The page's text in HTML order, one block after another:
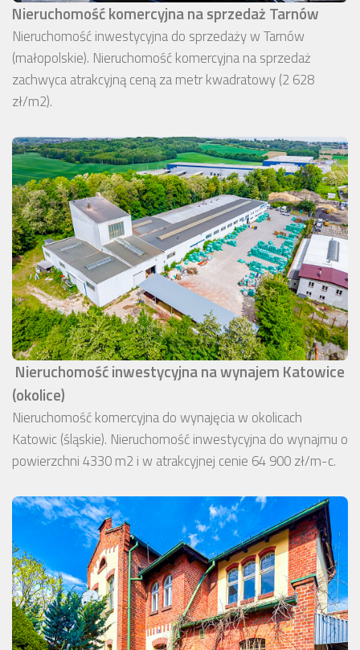
Nieruchomość komercyjna na sprzedaż Tarnów
Nieruchomość inwestycyjna do sprzedaży w Tarnów
(małopolskie). Nieruchomość komercyjna na sprzedaż
zachwyca atrakcyjną ceną za metr kwadratowy (2 628
zł/m2).
Nieruchomość inwestycyjna na wynajem Katowice
(okolice)
Nieruchomość komercyjna do wynajęcia w okolicach
Katowic (śląskie). Nieruchomość inwestycyjna do wynajmu o
powierzchni 4330 m2 i w atrakcyjnej cenie 64 900 zł/m-c.